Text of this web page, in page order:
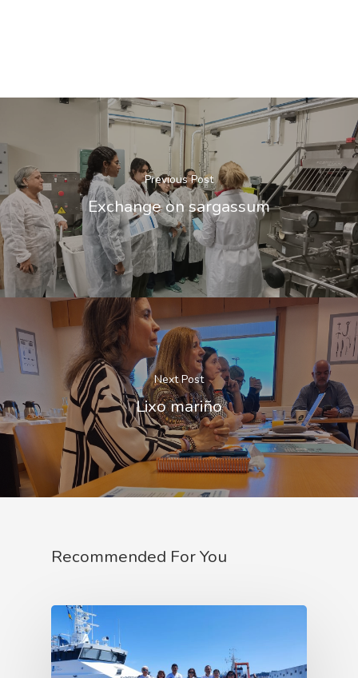
Previous Post
Exchange on sargassum
Next Post
Lixo mariño
Recommended For You